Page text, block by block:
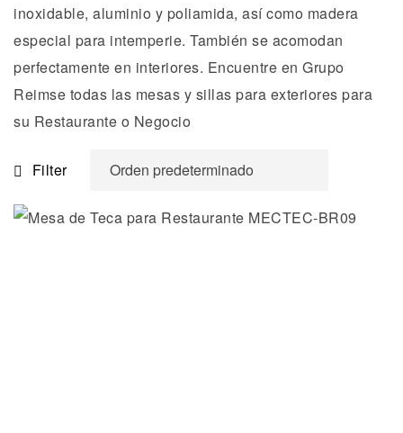
inoxidable, aluminio y poliamida, así como madera
especial para intemperie. También se acomodan
perfectamente en interiores. Encuentre en Grupo
Reimse todas las mesas y sillas para exteriores para
su Restaurante o Negocio
Filter